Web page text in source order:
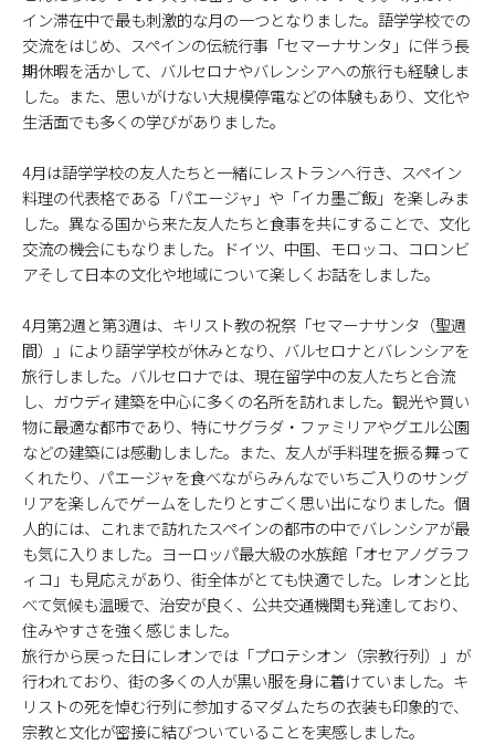
イン滞在中で最も刺激的な月の一つとなりました。語学学校での
交流をはじめ、スペインの伝統行事「セマーナサンタ」に伴う長
期休暇を活かして、バルセロナやバレンシアへの旅行も経験しま
した。また、思いがけない大規模停電などの体験もあり、文化や
生活面でも多くの学びがありました。
4月は語学学校の友人たちと一緒にレストランへ行き、スペイン
料理の代表格である「パエージャ」や「イカ墨ご飯」を楽しみま
した。異なる国から来た友人たちと食事を共にすることで、文化
交流の機会にもなりました。ドイツ、中国、モロッコ、コロンビ
アそして日本の文化や地域について楽しくお話をしました。
4月第2週と第3週は、キリスト教の祝祭「セマーナサンタ（聖週
間）」により語学学校が休みとなり、バルセロナとバレンシアを
旅行しました。バルセロナでは、現在留学中の友人たちと合流
し、ガウディ建築を中心に多くの名所を訪れました。観光や買い
物に最適な都市であり、特にサグラダ・ファミリアやグエル公園
などの建築には感動しました。また、友人が手料理を振る舞って
くれたり、パエージャを食べながらみんなでいちご入りのサング
リアを楽しんでゲームをしたりとすごく思い出になりました。個
人的には、これまで訪れたスペインの都市の中でバレンシアが最
も気に入りました。ヨーロッパ最大級の水族館「オセアノグラフ
ィコ」も見応えがあり、街全体がとても快適でした。レオンと比
べて気候も温暖で、治安が良く、公共交通機関も発達しており、
住みやすさを強く感じました。
旅行から戻った日にレオンでは「プロテシオン（宗教行列）」が
行われており、街の多くの人が黒い服を身に着けていました。キ
リストの死を悼む行列に参加するマダムたちの衣装も印象的で、
宗教と文化が密接に結びついていることを実感しました。